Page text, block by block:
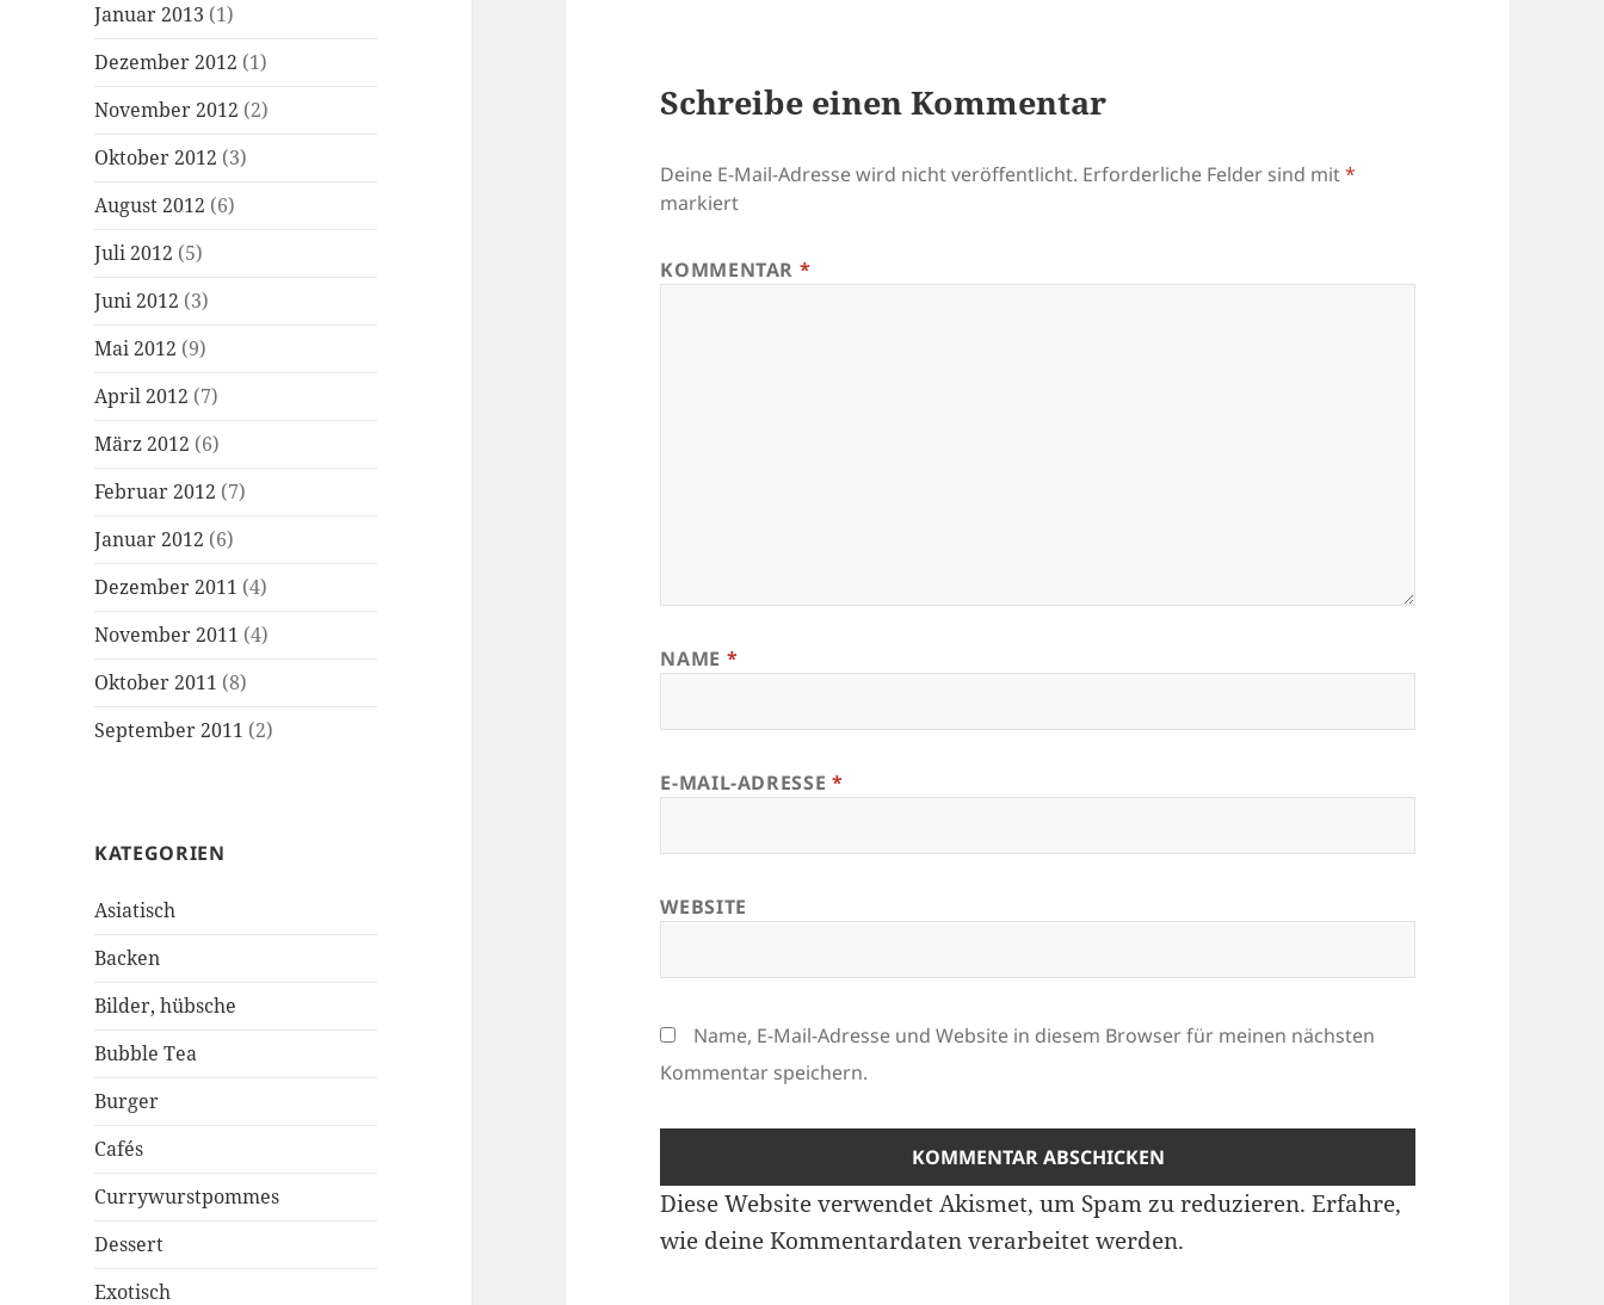
Januar 2013 (1)
Dezember 2012 (1)
November 2012 (2)
Oktober 2012 (3)
August 2012 (6)
Juli 2012 (5)
Juni 2012 (3)
Mai 2012 (9)
April 2012 (7)
März 2012 (6)
Februar 2012 (7)
Januar 2012 (6)
Dezember 2011 (4)
November 2011 (4)
Oktober 2011 (8)
September 2011 (2)
KATEGORIEN
Asiatisch
Backen
Bilder, hübsche
Bubble Tea
Burger
Cafés
Currywurstpommes
Dessert
Exotisch
Schreibe einen Kommentar
Deine E-Mail-Adresse wird nicht veröffentlicht. Erforderliche Felder sind mit*
markiert
KOMMENTAR *
NAME *
E-MAIL-ADRESSE *
WEBSITE
Name, E-Mail-Adresse und Website in diesem Browser für meinen nächsten
Kommentar speichern.
Diese Website verwendet Akismet, um Spam zu reduzieren.Erfahre,
wie deine Kommentardaten verarbeitet werden.